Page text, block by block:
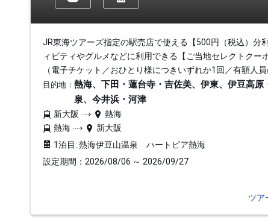
JR東海ツアーズ指定の駅売店で使える【500円（税込）分
ィビティやグルメなどに利用できる【ご当地セレクトクー
（電子チケット／おひとり様につきいずれか1回／有額人
目的地： 熱海、下田・蓮台寺・吉佐美、伊東、伊豆高原
泉、今井浜・河津
新大阪
熱海
熱海
新大阪
1泊目: 熱海伊豆山温泉 ハートピア熱海
設定期間：2026/08/06 ～ 2026/09/27
ツア